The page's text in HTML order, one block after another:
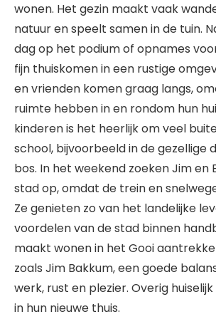
wonen. Het gezin maakt vaak
natuur en speelt samen in de tuin.
dag op het podium of opnames
fijn thuiskomen in een rustige
en vrienden komen graag langs,
ruimte hebben in en rondom hun
kinderen is het heerlijk om veel
school, bijvoorbeeld in de gezellige
bos. In het weekend zoeken Jim en
stad op, omdat de trein en
Ze genieten zo van het landelijke
voordelen van de stad binnen
maakt wonen in het Gooi
zoals Jim Bakkum, een goede
werk, rust en plezier. Overig
in hun nieuwe thuis.